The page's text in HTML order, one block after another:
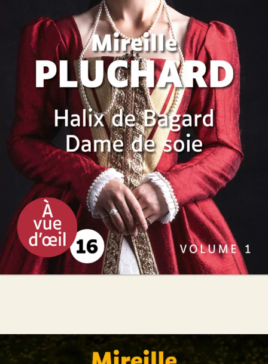
Halix de Bagard – Dame de soie
Mireille Pluchard
52€